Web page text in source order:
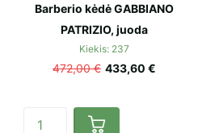
Barberio kėdė GABBIANO
PATRIZIO, juoda
Kiekis: 237
472,00 € 433,60 €